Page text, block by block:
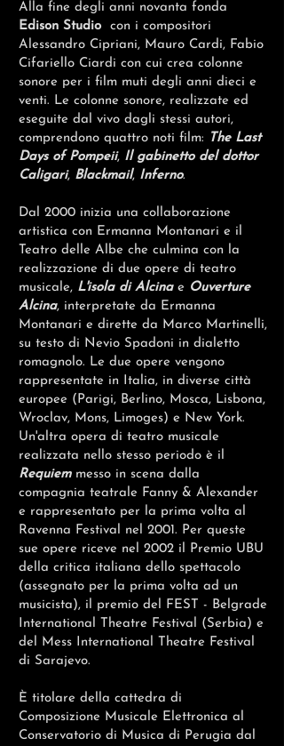
Alla fine degli anni novanta fonda
Edison Studio con i compositori
Alessandro Cipriani, Mauro Cardi, Fabio
Cifariello Ciardi con cui crea colonne
sonore per i film muti degli anni dieci e
venti. Le colonne sonore, realizzate ed
eseguite dal vivo dagli stessi autori,
comprendono quattro noti film: The Last
Days of Pompeii, Il gabinetto del dottor
Caligari, Blackmail, Inferno.
Dal 2000 inizia una collaborazione
artistica con Ermanna Montanari e il
Teatro delle Albe che culmina con la
realizzazione di due opere di teatro
musicale, L'isola di Alcinae Ouverture
Alcina, interpretate da Ermanna
Montanari e dirette da Marco Martinelli,
su testo di Nevio Spadoni in dialetto
romagnolo. Le due opere vengono
rappresentate in Italia, in diverse città
europee (Parigi, Berlino, Mosca, Lisbona,
Wroclav, Mons, Limoges) e New York.
Un'altra opera di teatro musicale
realizzata nello stesso periodo è il
Requiemmesso in scena dalla
compagnia teatrale Fanny & Alexander
e rappresentato per la prima volta al
Ravenna Festival nel 2001. Per queste
sue opere riceve nel 2002 il Premio UBU
della critica italiana dello spettacolo
(assegnato per la prima volta ad un
musicista), il premio del FEST - Belgrade
International Theatre Festival (Serbia) e
del Mess International Theatre Festival
di Sarajevo.
È titolare della cattedra di
Composizione Musicale Elettronica al
Conservatorio di Musica di Perugia dal